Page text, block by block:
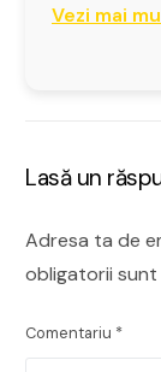
Vezi mai
Lasă un
Adresa ta de
obligatorii
Comentariu *